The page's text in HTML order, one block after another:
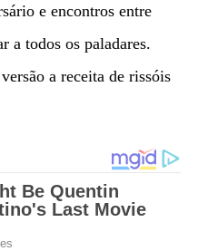
e encontros entre
a todos os paladares.
a receita de rissóis